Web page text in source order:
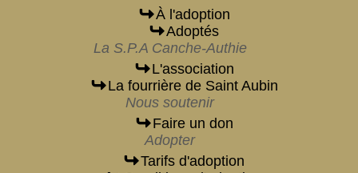
À l'adoption
Adoptés
La S.P.A Canche-Authie
L'association
La fourrière de Saint Aubin
Nous soutenir
Faire un don
Adopter
Tarifs d'adoption